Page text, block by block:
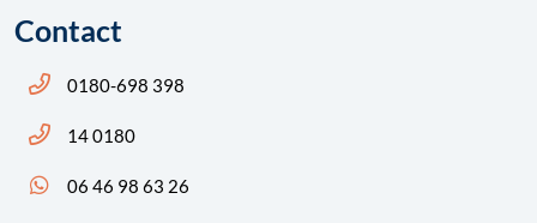
Contact
Bel ons: 14 0180
0180-698 398
Bel ons: 14 0180
14 0180
App ons: 06 46 98 63 26 (WhatsApp)
06 46 98 63 26